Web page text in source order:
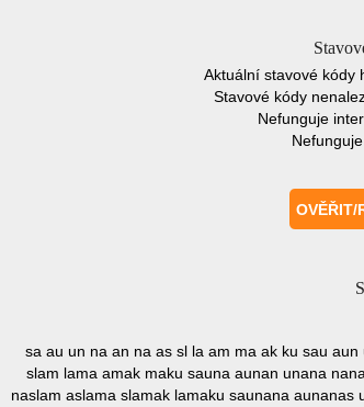
Aktuální stavové kódy
Stavové kódy
Nefunguje
sa au un na an na as sl la am ma ak ku sau
slam lama amak maku sauna aunan unana
naslam aslama slamak lamaku saunana